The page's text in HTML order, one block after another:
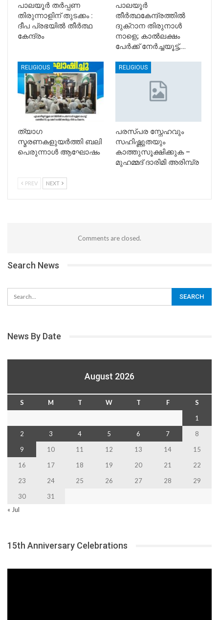
പാലയൂർ തർപ്പണ
തിരുന്നാളിന് തുടക്കം :
ദീപ പ്രഭയിൽ തീർത്ഥ
കേന്ദ്രം
പാലയൂർ
തീർത്ഥകേന്ദ്രത്തിൽ
ദുക്റാന തിരുനാൾ
നാളെ; കാൽലക്ഷം
പേർക്ക് നേർച്ചയൂട്ട്,…
RELIGIOUS
ത്യാഗ
സ്മരണകളുയർത്തി ബലി
പെരുന്നാൾ ആഘോഷം
RELIGIOUS
പരസ്പര സ്നേഹവും
സഹിഷ്ണുതയും
കാത്തുസൂക്ഷിക്കുക –
മുഹമ്മദ് ദാരിമി അരിമ്പ്ര
PREV NEXT
Comments are closed.
Search News
News By Date
August 2026
S M T W T F
S
1
2
3 4 5 6 7
8
9
10 11 12 13 14
15
16
17 18 19 20 21
22
23
24 25 26 27 28
29
30
31
« Jul
15th Anniversary Celebrations